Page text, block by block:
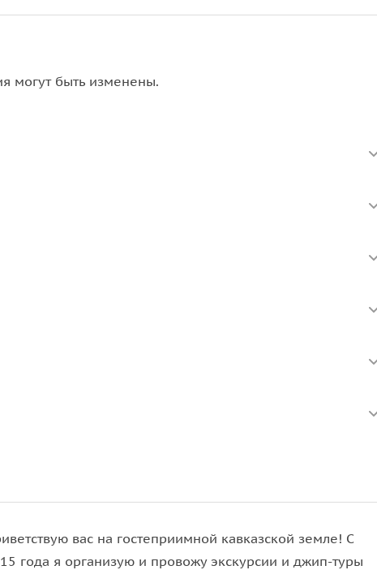
из природного камня на общественные
и «Парк влюблённых», одно из наиболее
прямо в центре Грозного и занимает площадь 45 000
красивый вид на город;
небоскрёба) — визитная карточка города. Состоит
деловой и бизнес-центр, гостиницы и жилые
до 70 тысяч. Здание построено по уникальному
зона с фонтанами, высажено около 2000 деревьев и
в стиле хай-тек. Долгое время удерживает первенство
могут быть изменены.
вас на гостеприимной кавказской земле! С
года я организую и провожу экскурсии и джип-туры